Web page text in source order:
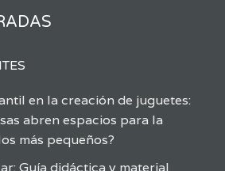
en la creación de juguetes:
abren espacios para la
más pequeños?
Guía didáctica y material